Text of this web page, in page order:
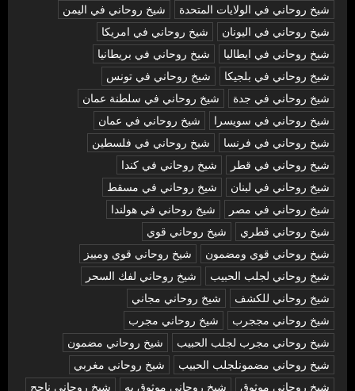
شيخ روحاني في الولايات المتحدة
شيخ روحاني في اليمن
شيخ روحاني في اليونان
شيخ روحاني في امريكا
شيخ روحاني في ايطاليا
شيخ روحاني في بريطانيا
شيخ روحاني في بلجيكا
شيخ روحاني في تونس
شيخ روحاني في جدة
شيخ روحاني في سلطنة عمان
شيخ روحاني في سويسرا
شيخ روحاني في عمان
شيخ روحاني في فرنسا
شيخ روحاني في فلسطين
شيخ روحاني في قطر
شيخ روحاني في كندا
شيخ روحاني في لبنان
شيخ روحاني في مسقط
شيخ روحاني في مصر
شيخ روحاني في هولندا
شيخ روحاني قطري
شيخ روحاني قوي
شيخ روحاني قوي ومضمون
شيخ روحاني قوي ومييز
شيخ روحاني لجلب الحبيب
شيخ روحاني لفك السحر
شيخ روحاني للكشف
شيخ روحاني مجاني
شيخ روحاني مججرب
شيخ روحاني مجرب
شيخ روحاني مجرب لجلب الحبيب
شيخ روحاني مضمون
شيخ روحاني مضمونلجلب الحبيب
شيخ روحاني مغربي
شيخ روحاني موثوق
شيخ روحاني موثوق به شيخ روحاني ناجح